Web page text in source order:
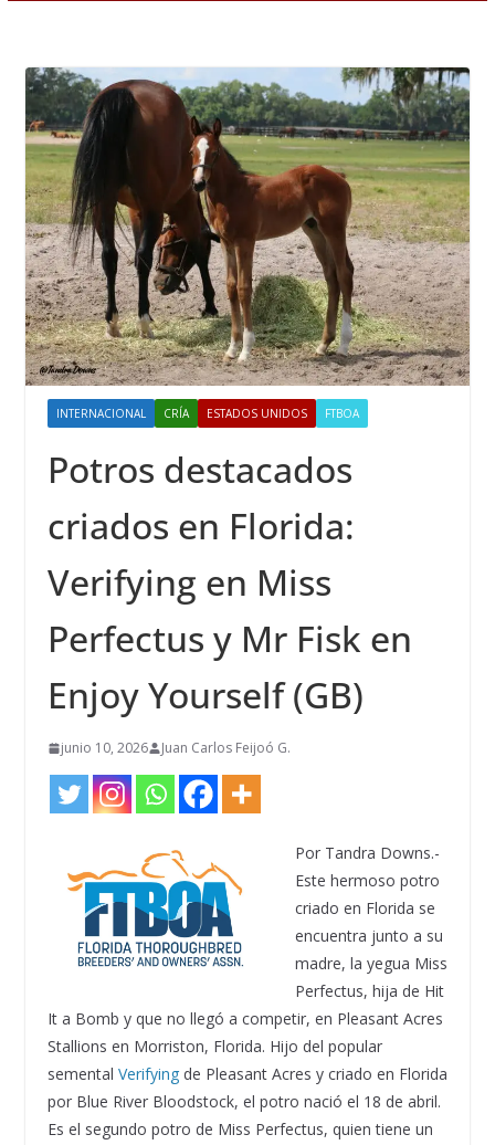
INTERNACIONAL CRÍA ESTADOS UNIDOS FTBOA
Potros destacados
criados en Florida:
Verifying en Miss
Perfectus y Mr Fisk en
Enjoy Yourself (GB)
junio 10, 2026 Juan Carlos Feijoó G.
Por Tandra Downs.-
Este hermoso potro
criado en Florida se
encuentra junto a su
madre, la yegua Miss
Perfectus, hija de Hit
It a Bomb y que no llegó a competir, en Pleasant Acres
Stallions en Morriston, Florida. Hijo del popular
semental Verifyingde Pleasant Acres y criado en Florida
por Blue River Bloodstock, el potro nació el 18 de abril.
Es el segundo potro de Miss Perfectus, quien tiene un